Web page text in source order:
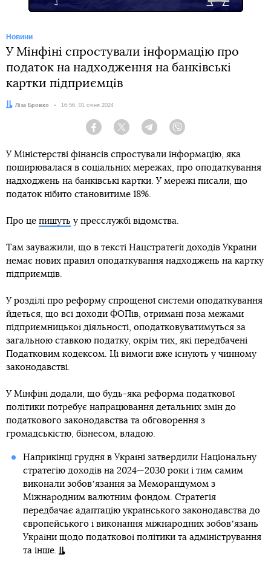
Новини
У Мінфіні спростували інформацію про
податок на надходження на банківські
картки підприємців
Автор:
Ліза Бровко Дата:
16:56, 01 січня 2024
Facebook Twitter Telegram
У Міністерстві фінансів спростували інформацію, яка
поширювалася в соціальних мережах, про оподаткування
надходжень на банківські картки. У мережі писали, що
податок нібито становитиме 18%.
Про це пишуть у пресслужбі відомства.
Там зауважили, що в тексті Нацстратегії доходів України
немає нових правил оподаткування надходжень на картку
підприємців.
У розділі про реформу спрощеної системи оподаткування
йдеться, що всі доходи ФОПів, отримані поза межами
підприємницької діяльності, оподатковуватимуться за
загальною ставкою податку, окрім тих, які передбачені
Податковим кодексом. Ці вимоги вже існують у чинному
законодавстві.
У Мінфіні додали, що будь-яка реформа податкової
політики потребує напрацювання детальних змін до
податкового законодавства та обговорення з
громадськістю, бізнесом, владою.
Наприкінці грудня в Україні затвердили Національну
стратегію доходів на 2024—2030 роки і тим самим
виконали зобовʼязання за Меморандумом з
Міжнародним валютним фондом. Стратегія
передбачає адаптацію українського законодавства до
європейського і виконання міжнародних зобовʼязань
України щодо податкової політики та адміністрування
та інше.